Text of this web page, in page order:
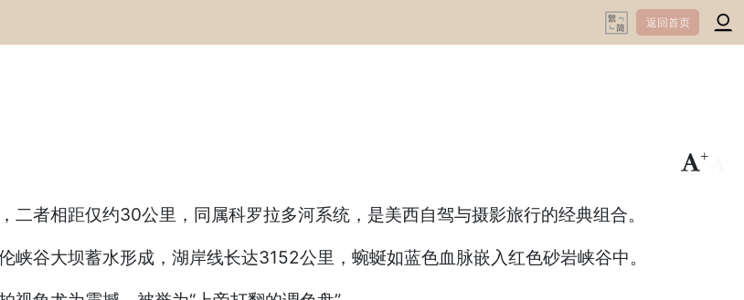
返回首页
+
者相距仅约30公里，同属科罗拉多河系统，是美西自驾与摄影旅行的经典组合。
谷大坝蓄水形成，湖岸线长达‌3152公里‌，蜿蜒如蓝色血脉嵌入红色砂岩峡谷中。